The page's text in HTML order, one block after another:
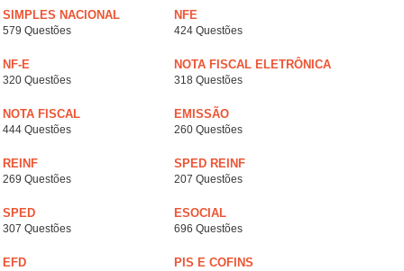
SIMPLES NACIONAL
579 Questões
NFE
424 Questões
NF-E
320 Questões
NOTA FISCAL ELETRÔNICA
318 Questões
NOTA FISCAL
444 Questões
EMISSÃO
260 Questões
REINF
269 Questões
SPED REINF
207 Questões
SPED
307 Questões
ESOCIAL
696 Questões
EFD PIS E COFINS